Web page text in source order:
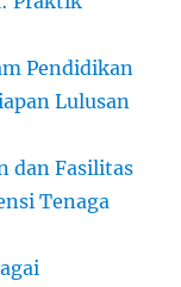
Pendidikan
Lulusan
dan Fasilitas
Tenaga